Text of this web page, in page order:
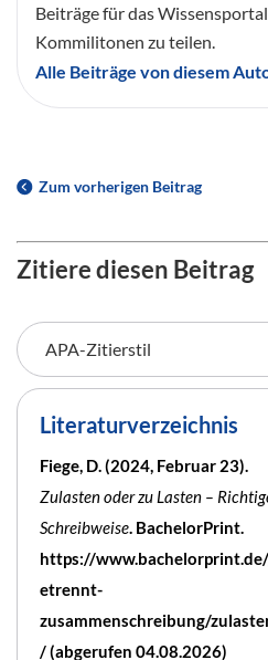
Beiträge für das
Kommilitonen zu teilen.
Alle Beiträge von diesem
Zum vorherigen Beitrag
Zitiere diesen Beitrag
Literaturverzeichnis
Fiege, D. (2024, Februar 23).
Zulasten oder zu Lasten –
Schreibweise. BachelorPrint.
https://
etrennt-
zusammenschreibung/
/ (abgerufen 04.08.2026)